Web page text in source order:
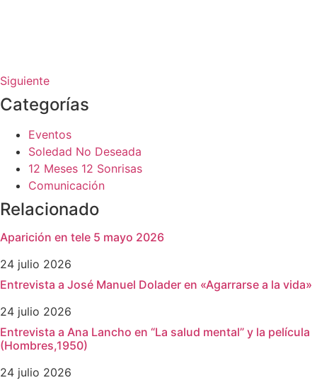
Siguiente
Categorías
Eventos
Soledad No Deseada
12 Meses 12 Sonrisas
Comunicación
Relacionado
Aparición en tele 5 mayo 2026
24 julio 2026
Entrevista a José Manuel Dolader en «Agarrarse a la vida»
24 julio 2026
Entrevista a Ana Lancho en “La salud mental” y la película
(Hombres,1950)
24 julio 2026